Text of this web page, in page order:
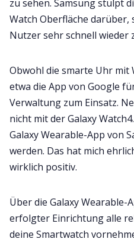
zu sehen. Samsung stülpt
Watch Oberfläche darüber,
Nutzer sehr schnell wieder
Obwohl die smarte Uhr mit
etwa die App von Google
Verwaltung zum Einsatz.
nicht mit der Galaxy
Galaxy Wearable-App von
werden. Das hat mich
wirklich positiv.
Über die Galaxy Wearable-
erfolgter Einrichtung alle
deine Smartwatch